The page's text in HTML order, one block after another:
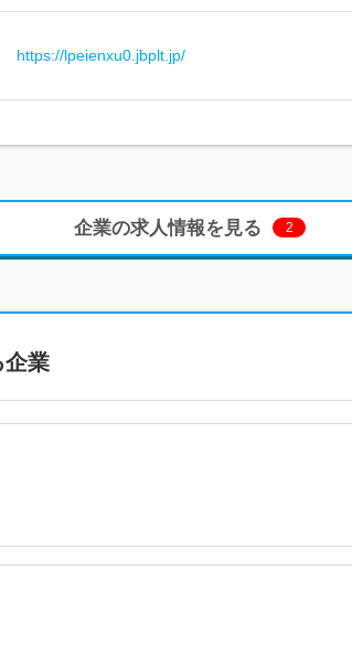
https://lpeienxu0.jbplt.jp/
企業の求人情報を見る 2
企業